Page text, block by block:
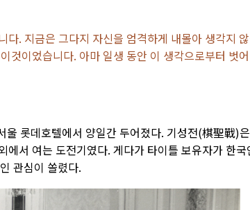
. 지금은 그다지 자신을 엄격하게 내몰아 생각지
것이었습니다. 아마 일생 동안 이 생각으로부터 벗
롯데호텔에서 양일간 두어졌다. 기성전(棋聖戰)은
서 여는 도전기였다. 게다가 타이틀 보유자가 한국
관심이 쏠렸다.